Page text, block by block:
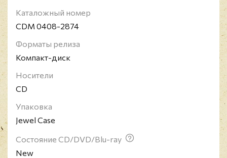
Каталожный номер
CDM 0408-2874
Форматы релиза
Компакт-диск
Носители
CD
Упаковка
Jewel Case
Состояние CD/DVD/Blu-ray
New